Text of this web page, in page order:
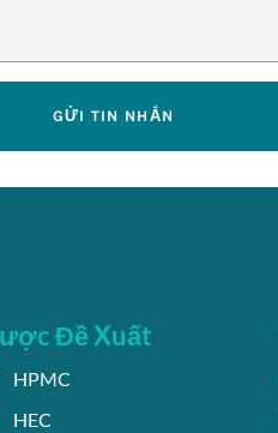
GỬI TIN NHẮN
Đề Xuất
HPMC
HEC